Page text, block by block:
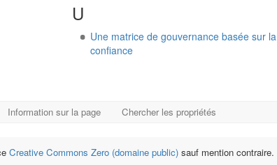
U
Une matrice de gouvernance basée sur la
confiance
Information sur la page Chercher les propriétés
Creative Commons Zero (domaine public) sauf mention contraire.